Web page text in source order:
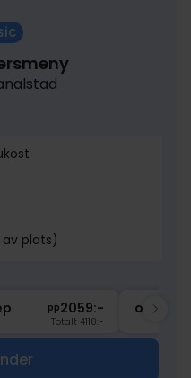
plats)
pp2059:-
Totalt 4118:-
okt